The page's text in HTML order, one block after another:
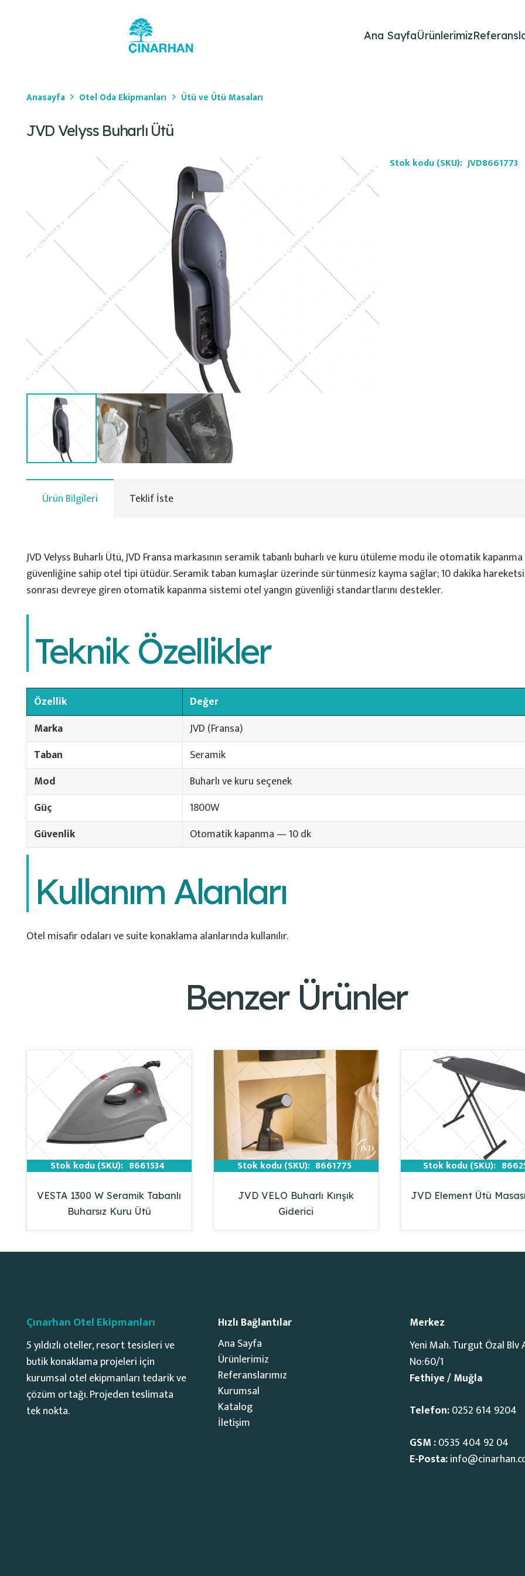
Ana SayfaÜrünlerimiz
Anasayfa Otel Oda Ekipmanları Ütü ve Ütü Masaları
JVD Velyss Buharlı Ütü
Stok kodu (SKU): JVD8661773
Ürün Bilgileri Teklif İste
JVD Velyss Buharlı Ütü, JVD Fransa markasının seramik tabanlı buharlı ve kuru ütüleme modu ile otomatik kapanma
güvenliğine sahip otel tipi ütüdür. Seramik taban kumaşlar üzerinde sürtünmesiz kayma sağlar; 10 dakika
sonrası devreye giren otomatik kapanma sistemi otel yangın güvenliği standartlarını destekler.
Teknik Özellikler
Özellik
Değer
Marka
JVD (Fransa)
Taban
Seramik
Mod
Buharlı ve kuru seçenek
Güç
1800W
Güvenlik
Otomatik kapanma — 10 dk
Kullanım Alanları
Otel misafir odaları ve suite konaklama alanlarında kullanılır.
Benzer Ürünler
Stok kodu (SKU): 8661534
VESTA 1300 W Seramik Tabanlı
Buharsız Kuru Ütü
Stok kodu (SKU): 8661775
JVD VELO Buharlı Kırışık
Giderici
Stok kodu (SKU):
JVD Element Ütü
Çınarhan Otel Ekipmanları
5 yıldızlı oteller, resort tesisleri ve
butik konaklama projeleri için
kurumsal otel ekipmanları tedarik ve
çözüm ortağı. Projeden teslimata
tek nokta.
Hızlı Bağlantılar
Ana Sayfa
Ürünlerimiz
Referanslarımız
Kurumsal
Katalog
İletişim
Merkez
Yeni Mah. Turgut Özal Blv
No:60/1
Fethiye / Muğla
Telefon:0252 614 9204
GSM :0535 404 92 04
E-Posta: